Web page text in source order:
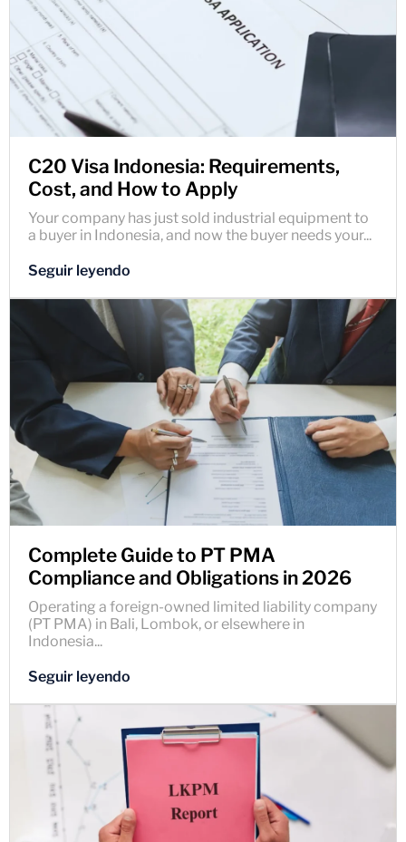
C20 Visa Indonesia: Requirements,
Cost, and How to Apply
Your company has just sold industrial equipment to
a buyer in Indonesia, and now the buyer needs your...
Seguir leyendo
Complete Guide to PT PMA
Compliance and Obligations in 2026
Operating a foreign-owned limited liability company
(PT PMA) in Bali, Lombok, or elsewhere in
Indonesia...
Seguir leyendo